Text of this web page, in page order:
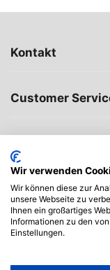
Kontakt
Customer
My account
Wir verwenden
Wir können diese zur
unsere Webseite zu
Ihnen ein großartiges
Informationen zu den
Einstellungen.